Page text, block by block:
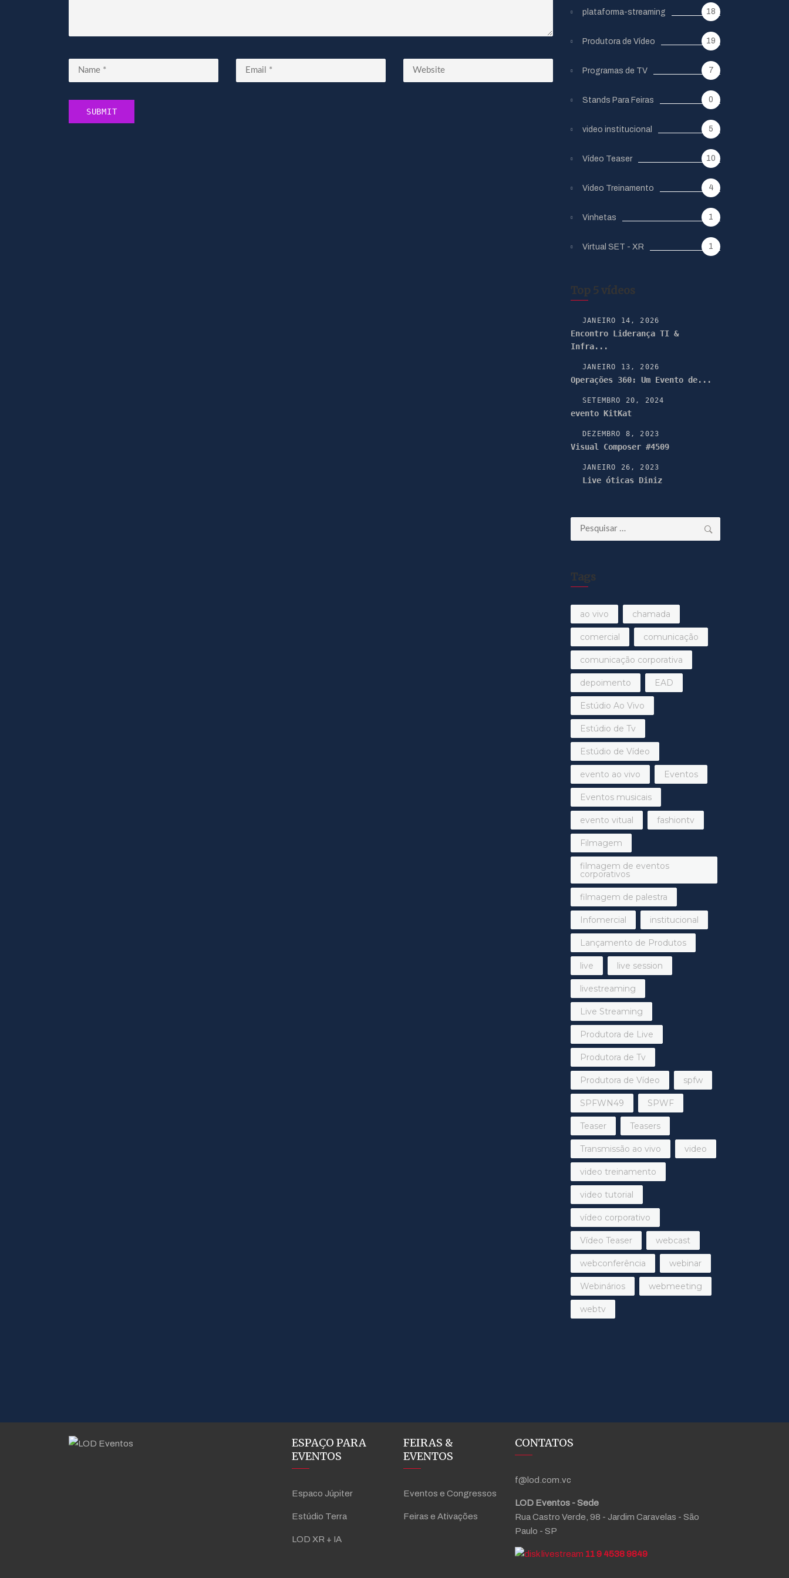
plataforma-streaming 18
Produtora de Vídeo 19
Programas de TV 7
Stands Para Feiras 0
video institucional 5
Vídeo Teaser 10
Video Treinamento 4
Vinhetas 1
Virtual SET - XR 1
Top 5 vídeos
JANEIRO 14, 2026
Encontro Liderança TI &
Infra...
JANEIRO 13, 2026
Operações 360: Um Evento de...
SETEMBRO 20, 2024
evento KitKat
DEZEMBRO 8, 2023
Visual Composer #4509
JANEIRO 26, 2023
Live óticas Diniz
Pesquisar
por:
Tags
ao vivo chamada
comercial comunicação
comunicação corporativa
depoimento EAD
Estúdio Ao Vivo
Estúdio de Tv
Estúdio de Vídeo
evento ao vivo Eventos
Eventos musicais
evento vitual fashiontv
Filmagem
filmagem de eventos
corporativos
filmagem de palestra
Infomercial institucional
Lançamento de Produtos
live live session
livestreaming
Live Streaming
Produtora de Live
Produtora de Tv
Produtora de Vídeo spfw
SPFWN49 SPWF
Teaser Teasers
Transmissão ao vivo video
video treinamento
video tutorial
vídeo corporativo
Vídeo Teaser webcast
webconferência webinar
Webinários webmeeting
webtv
ESPAÇO PARA
EVENTOS
Espaco Júpiter
Estúdio Terra
LOD XR + IA
FEIRAS &
EVENTOS
Eventos e Congressos
Feiras e Ativações
CONTATOS
f@lod.com.vc
LOD Eventos - Sede
Rua Castro Verde, 98 - Jardim Caravelas - São
Paulo - SP
11 9 4538 9849